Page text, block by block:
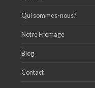
Qui sommes-nous?
Notre Fromage
Blog
Contact